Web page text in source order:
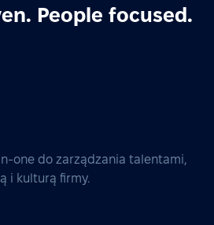
People focused.
one do zarządzania talentami,
i kulturą firmy.